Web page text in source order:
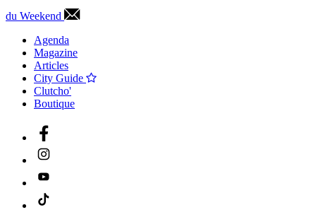
du Weekend
Agenda
Magazine
Articles
City Guide
Clutcho'
Boutique